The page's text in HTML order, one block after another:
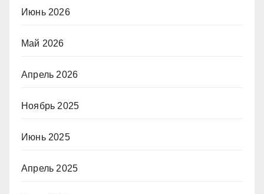
Июнь 2026
Май 2026
Апрель 2026
Ноябрь 2025
Июнь 2025
Апрель 2025